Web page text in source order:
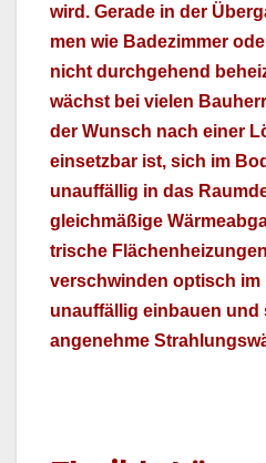
wird. Ger­ade in der
men wie Badez­im­mer
nicht durchge­hend
wächst bei vie­len
der Wun­sch nach ein­er
ein­set­zbar ist, sich im
unauf­fäl­lig in das
gle­ich­mäßige
trische
ver­schwinden optisch im
unauf­fäl­lig ein­bauen und
angenehme